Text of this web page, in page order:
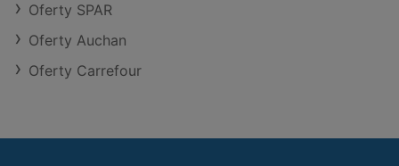
Oferty SPAR
Oferty Auchan
Oferty Carrefour